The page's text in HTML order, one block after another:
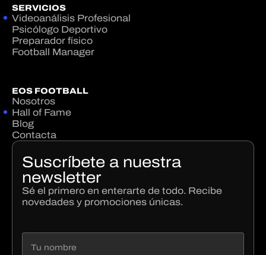
SERVICIOS
Videoanálisis Profesional
Psicólogo Deportivo
Preparador físico
Football Manager
EOS FOOTBALL
Nosotros
Hall of Fame
Blog
Contacta
Suscríbete a nuestra
newsletter
Sé el primero en enterarte de todo. Recibe
novedades y promociones únicas.